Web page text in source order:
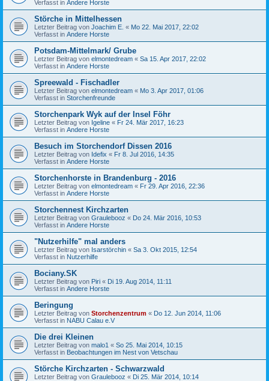
Verfasst in Andere Horste
Störche in Mittelhessen
Letzter Beitrag von Joachim E. « Mo 22. Mai 2017, 22:02
Verfasst in Andere Horste
Potsdam-Mittelmark/ Grube
Letzter Beitrag von elmontedream « Sa 15. Apr 2017, 22:02
Verfasst in Andere Horste
Spreewald - Fischadler
Letzter Beitrag von elmontedream « Mo 3. Apr 2017, 01:06
Verfasst in Storchenfreunde
Storchenpark Wyk auf der Insel Föhr
Letzter Beitrag von Igeline « Fr 24. Mär 2017, 16:23
Verfasst in Andere Horste
Besuch im Storchendorf Dissen 2016
Letzter Beitrag von Idefix « Fr 8. Jul 2016, 14:35
Verfasst in Andere Horste
Storchenhorste in Brandenburg - 2016
Letzter Beitrag von elmontedream « Fr 29. Apr 2016, 22:36
Verfasst in Andere Horste
Storchennest Kirchzarten
Letzter Beitrag von Graulebooz « Do 24. Mär 2016, 10:53
Verfasst in Andere Horste
"Nutzerhilfe" mal anders
Letzter Beitrag von Isarstörchin « Sa 3. Okt 2015, 12:54
Verfasst in Nutzerhilfe
Bociany.SK
Letzter Beitrag von Piri « Di 19. Aug 2014, 11:11
Verfasst in Andere Horste
Beringung
Letzter Beitrag von Storchenzentrum « Do 12. Jun 2014, 11:06
Verfasst in NABU Calau e.V
Die drei Kleinen
Letzter Beitrag von malo1 « So 25. Mai 2014, 10:15
Verfasst in Beobachtungen im Nest von Vetschau
Störche Kirchzarten - Schwarzwald
Letzter Beitrag von Graulebooz « Di 25. Mär 2014, 10:14